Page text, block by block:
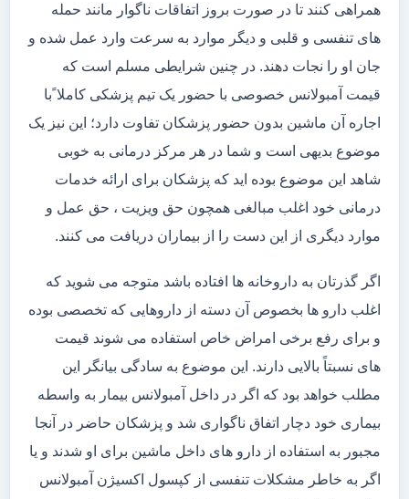
همراهی کنند تا در صورت بروز اتفاقات ناگوار مانند حمله
های تنفسی و قلبی و دیگر موارد به سرعت وارد عمل شده و
جان او را نجات دهند. در چنین شرایطی مسلم است که
قیمت آمبولانس خصوصی با حضور یک تیم پزشکی کاملا ًبا
اجاره آن ماشین بدون حضور پزشکان تفاوت دارد؛ این نیز یک
موضوع بدیهی است و شما در هر مرکز درمانی به خوبی
شاهد این موضوع بوده اید که پزشکان برای ارائه خدمات
درمانی خود اغلب مبالغی همچون حق ویزیت ، حق عمل و
موارد دیگری از این دست را از بیماران دریافت می کنند.
اگر گذرتان به داروخانه ها افتاده باشد متوجه می شوید که
اغلب دارو ها بخصوص آن دسته از داروهایی که تخصصی بوده
و برای رفع برخی امراض خاص استفاده می شوند قیمت
های نسبتاً بالایی دارند. این موضوع به سادگی بیانگر این
مطلب خواهد بود که اگر در داخل آمبولانس بیمار به واسطه
بیماری خود دچار اتفاق ناگواری شد و پزشکان حاضر در آنجا
مجبور به استفاده از دارو های داخل ماشین برای او شدند و یا
اگر به خاطر مشکلات تنفسی از کپسول اکسیژن آمبولانس